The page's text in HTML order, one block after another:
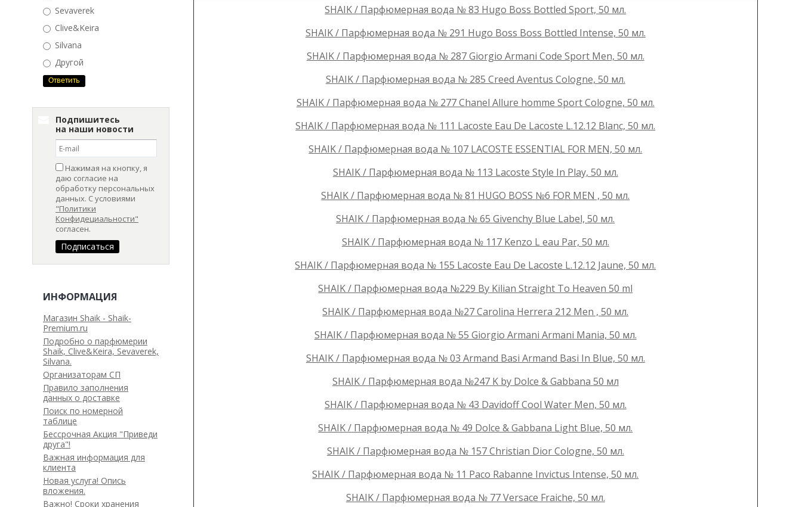
Sevaverek
Clive&Keira
Silvana
Другой
Подпишитесь
на наши новости
Нажимая на кнопку, я
даю согласие на
обработку персональных
данных. С условиями
"Политики
Конфидециальности"
согласен.
ИНФОРМАЦИЯ
Магазин Shaik - Shaik-
Premium.ru
Подробно о парфюмерии
Shaik, Clive&Keira, Sevaverek,
Silvana.
Организаторам СП
Правило заполнения
данных о доставке
Поиск по номерной
таблице
Бессрочная Акция "Приведи
друга"!
Важная информация для
клиента
Новая услуга! Опись
вложения.
Важно! Сроки хранения
SHAIK / Парфюмерная вода № 83 Hugo Boss Bottled Sport, 50 мл.
SHAIK / Парфюмерная вода № 291 Hugo Boss Boss Bottled Intense, 50 мл.
SHAIK / Парфюмерная вода № 287 Giorgio Armani Code Sport Men, 50 мл.
SHAIK / Парфюмерная вода № 285 Creed Aventus Cologne, 50 мл.
SHAIK / Парфюмерная вода № 277 Chanel Allure homme Sport Cologne, 50 мл.
SHAIK / Парфюмерная вода № 111 Lacoste Eau De Lacoste L.12.12 Blanc, 50 мл.
SHAIK / Парфюмерная вода № 107 LACOSTE ESSENTIAL FOR MEN, 50 мл.
SHAIK / Парфюмерная вода № 113 Lacoste Style In Play, 50 мл.
SHAIK / Парфюмерная вода № 81 HUGO BOSS №6 FOR MEN , 50 мл.
SHAIK / Парфюмерная вода № 65 Givenchy Blue Label, 50 мл.
SHAIK / Парфюмерная вода № 117 Kenzo L eau Par, 50 мл.
SHAIK / Парфюмерная вода № 155 Lacoste Eau De Lacoste L.12.12 Jaune, 50 мл.
SHAIK / Парфюмерная вода №229 By Kilian Straight To Heaven 50 ml
SHAIK / Парфюмерная вода №27 Carolina Herrera 212 Men , 50 мл.
SHAIK / Парфюмерная вода № 55 Giorgio Armani Armani Mania, 50 мл.
SHAIK / Парфюмерная вода № 03 Armand Basi Armand Basi In Blue, 50 мл.
SHAIK / Парфюмерная вода №247 K by Dolce & Gabbana 50 мл
SHAIK / Парфюмерная вода № 43 Davidoff Cool Water Men, 50 мл.
SHAIK / Парфюмерная вода № 49 Dolce & Gabbana Light Blue, 50 мл.
SHAIK / Парфюмерная вода № 157 Christian Dior Cologne, 50 мл.
SHAIK / Парфюмерная вода № 11 Paco Rabanne Invictus Intense, 50 мл.
SHAIK / Парфюмерная вода № 77 Versace Fraiche, 50 мл.